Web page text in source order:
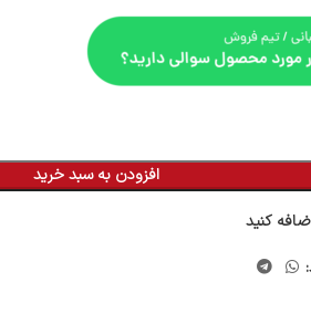
افزودن به سبد خرید
کنید